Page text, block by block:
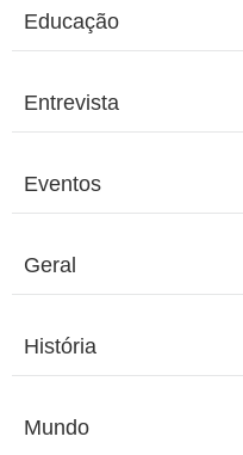
Educação
Entrevista
Eventos
Geral
História
Mundo